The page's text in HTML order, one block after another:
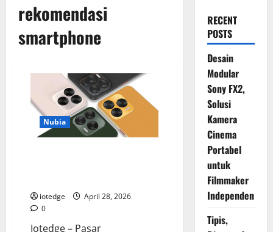
rekomendasi
smartphone
Nubia
iotedge
April 28, 2026
0
Iotedge – Pasar
RECENT
POSTS
Desain
Modular
Sony FX2,
Solusi
Kamera
Cinema
Portabel
untuk
Filmmaker
Independen
Tipis,